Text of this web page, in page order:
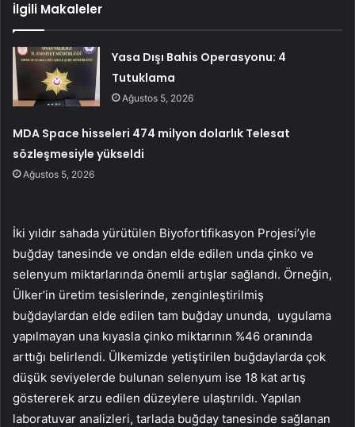
İlgili Makaleler
Yasa Dışı Bahis Operasyonu: 4
Tutuklama
Ağustos 5, 2026
MDA Space hisseleri 474 milyon dolarlık Telesat
sözleşmesiyle yükseldi
Ağustos 5, 2026
İki yıldır sahada yürütülen Biyofortifikasyon Projesi’yle
buğday tanesinde ve ondan elde edilen unda çinko ve
selenyum miktarlarında önemli artışlar sağlandı. Örneğin,
Ülker’in üretim tesislerinde, zenginleştirilmiş
buğdaylardan elde edilen tam buğday ununda, uygulama
yapılmayan una kıyasla çinko miktarının %46 oranında
arttığı belirlendi. Ülkemizde yetiştirilen buğdaylarda çok
düşük seviyelerde bulunan selenyum ise 18 kat artış
göstererek arzu edilen düzeylere ulaştırıldı. Yapılan
laboratuvar analizleri, tarlada buğday tanesinde sağlanan